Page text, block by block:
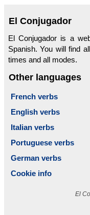
El Conjugador
El Conjugador is a
Spanish. You will find
times and all modes.
Other languages
French verbs
English verbs
Italian verbs
Portuguese verbs
German verbs
Cookie info
El